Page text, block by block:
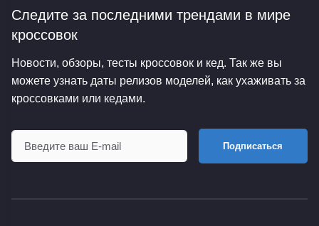
Следите за последними трендами в мире
кроссовок
Новости, обзоры, тесты кроссовок и кед. Так же вы
можете узнать даты релизов моделей, как ухаживать за
кроссовками или кедами.
Подписаться